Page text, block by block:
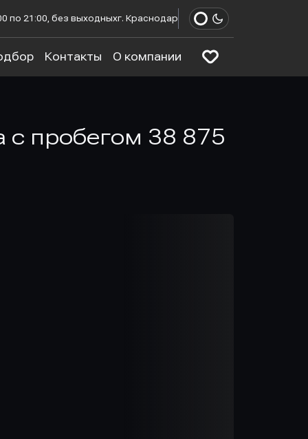
по 21:00, без выходныхг. Краснодар
Контакты О компании
с пробегом 38 875